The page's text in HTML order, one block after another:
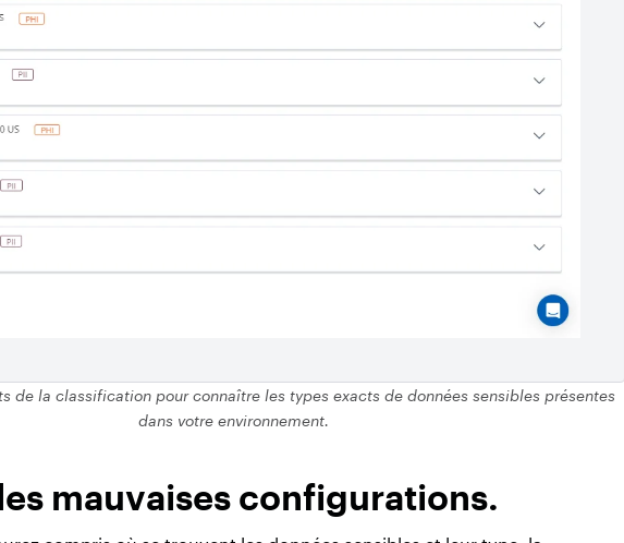
de la classification pour connaître les types exacts de données sensibles présentes
dans votre environnement.
mauvaises configurations.